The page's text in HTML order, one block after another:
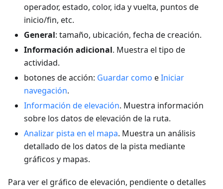
operador, estado, color, ida y vuelta, puntos de
inicio/fin, etc.
General: tamaño, ubicación, fecha de creación.
Información adicional. Muestra el tipo de
actividad.
botones de acción: Guardar como eIniciar
navegación.
Información de elevación. Muestra información
sobre los datos de elevación de la ruta.
Analizar pista en el mapa. Muestra un análisis
detallado de los datos de la pista mediante
gráficos y mapas.
Para ver el gráfico de elevación, pendiente o detalles